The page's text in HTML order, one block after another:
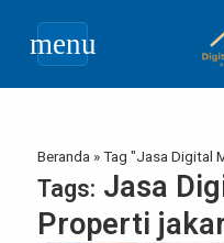
menu
Beranda »Tag "Jasa Digital
Tags: Jasa
Properti